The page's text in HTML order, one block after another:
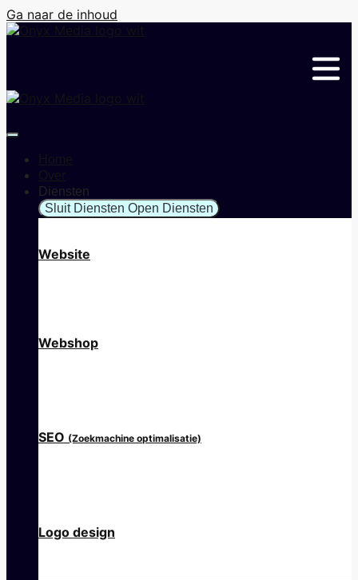
Ga naar de inhoud
Diensten
Sluit Diensten Open Diensten
Website
Webshop
SEO (Zoekmachine optimalisatie)
Logo design